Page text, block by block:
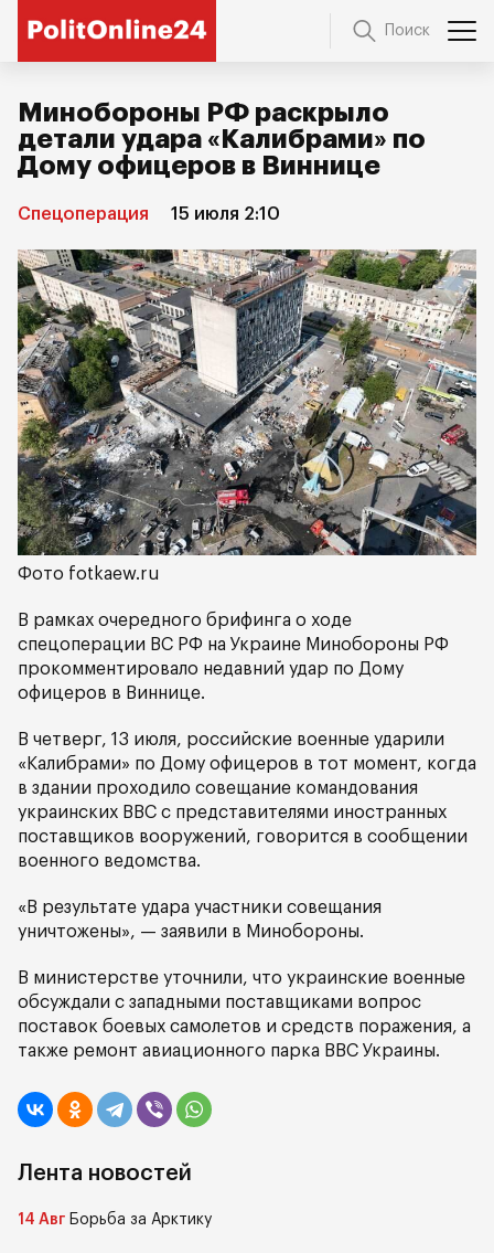
Поиск
Минобороны РФ раскрыло
детали удара «Калибрами» по
Дому офицеров в Виннице
Спецоперация 15 июля 2:10
Фото fotkaew.ru
В рамках очередного брифинга о ходе
спецоперации ВС РФ на Украине Минобороны РФ
прокомментировало недавний удар по Дому
офицеров в Виннице.
В четверг, 13 июля, российские военные ударили
«Калибрами» по Дому офицеров в тот момент, когда
в здании проходило совещание командования
украинских ВВС с представителями иностранных
поставщиков вооружений, говорится в сообщении
военного ведомства.
«В результате удара участники совещания
уничтожены», — заявили в Минобороны.
В министерстве уточнили, что украинские военные
обсуждали с западными поставщиками вопрос
поставок боевых самолетов и средств поражения, а
также ремонт авиационного парка ВВС Украины.
Лента новостей
14 Авг Борьба за Арктику